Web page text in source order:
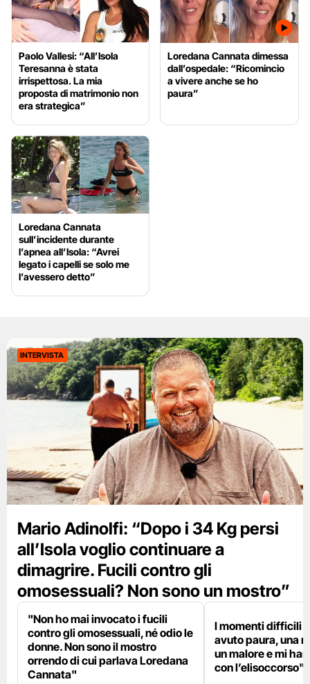
Paolo Vallesi: “All’Isola
Teresanna è stata
irrispettosa. La mia
proposta di matrimonio non
era strategica”
Loredana Cannata dimessa
dall’ospedale: “Ricomincio
a vivere anche se ho
paura”
Loredana Cannata
sull’incidente durante
l’apnea all’Isola: “Avrei
legato i capelli se solo me
l’avessero detto”
INTERVISTA
Mario Adinolfi: “Dopo i 34 Kg persi
all’Isola voglio continuare a
dimagrire. Fucili contro gli
omosessuali? Non sono un mostro”
"Non ho mai invocato i fucili
contro gli omosessuali, né odio le
donne. Non sono il mostro
orrendo di cui parlava Loredana
Cannata"
I momenti difficili
avuto paura, una
un malore e mi
con l’elisoccorso"